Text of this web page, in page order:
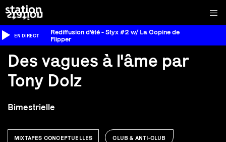
EN DIRECT
Rediffusion d'été - Styx #2 w/ La Copine de
Flipper
Des vagues à l'âme par
Tony Dolz
Bimestrielle
MIXTAPES CONCEPTUELLES CLUB & ANTI-CLUB